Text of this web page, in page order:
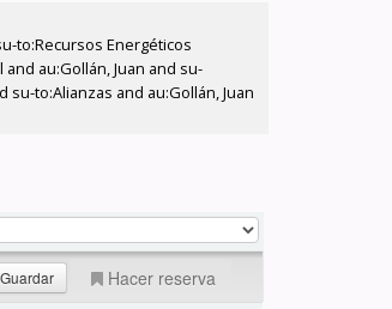
to:Recursos Energéticos
au:Gollán, Juan and su-
su-to:Alianzas and au:Gollán, Juan
Hacer reserva